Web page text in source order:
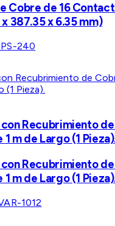
Cobre de 16
387.35 x 6.35 mm)
240
Recubrimiento
m de Largo (1
Recubrimiento
m de Largo (1
1012